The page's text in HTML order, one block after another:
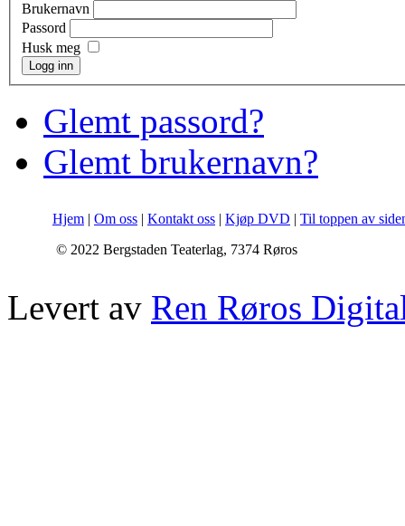
Brukernavn
Passord
Husk meg
Logg inn
Glemt passord?
Glemt brukernavn?
Hjem Om oss Kontakt oss Kjøp DVD
Til toppen av
© 2022 Bergstaden Teaterlag, 7374 Røros
Levert av Ren Røros